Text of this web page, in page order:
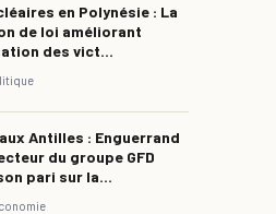
en Polynésie : La
de loi améliorant
des vict...
Antilles : Enguerrand
du groupe GFD
pari sur la...